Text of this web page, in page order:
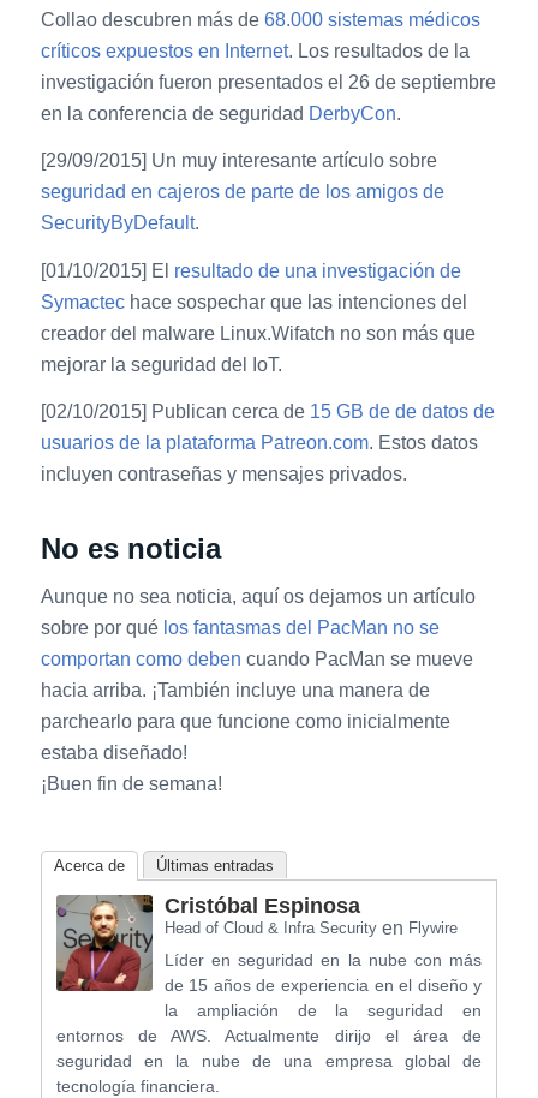
Collao descubren más de 68.000 sistemas médicos
críticos expuestos en Internet. Los resultados de la
investigación fueron presentados el 26 de septiembre
en la conferencia de seguridad DerbyCon.
[29/09/2015] Un muy interesante artículo sobre
seguridad en cajeros de parte de los amigos de
SecurityByDefault.
[01/10/2015] El resultado de una investigación de
Symactechace sospechar que las intenciones del
creador del malware Linux.Wifatch no son más que
mejorar la seguridad del IoT.
[02/10/2015] Publican cerca de 15 GB de de datos de
usuarios de la plataforma Patreon.com. Estos datos
incluyen contraseñas y mensajes privados.
No es noticia
Aunque no sea noticia, aquí os dejamos un artículo
sobre por qué los fantasmas del PacMan no se
comportan como deben cuando PacMan se mueve
hacia arriba. ¡También incluye una manera de
parchearlo para que funcione como inicialmente
estaba diseñado!
¡Buen fin de semana!
Acerca de Últimas entradas
Cristóbal Espinosa
Head of Cloud & Infra Securityen Flywire
Líder en seguridad en la nube con más
de 15 años de experiencia en el diseño y
la ampliación de la seguridad en
entornos de AWS. Actualmente dirijo el área de
seguridad en la nube de una empresa global de
tecnología financiera.